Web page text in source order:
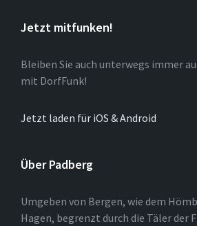
Jetzt mitfunken!
Bleiben Sie auch unterwegs immer
mit DorfFunk!
Jetzt laden für iOS & Android
Über Padberg
Umgeben von Bergen, wie dem
Hagen, begrenzt durch die Täler der